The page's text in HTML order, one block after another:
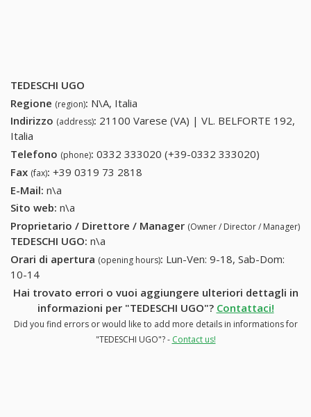
TEDESCHI UGO
Regione (region): N\A, Italia
Indirizzo (address): 21100 Varese (VA) | VL. BELFORTE 192,
Italia
Telefono (phone): 0332 333020 (+39-0332 333020)
Fax (fax): +39 0319 73 2818
E-Mail: n\a
Sito web: n\a
Proprietario / Direttore / Manager (Owner / Director / Manager)
TEDESCHI UGO: n\a
Orari di apertura (opening hours): Lun-Ven: 9-18, Sab-Dom:
10-14
Hai trovato errori o vuoi aggiungere ulteriori dettagli in
informazioni per "TEDESCHI UGO"? Contattaci!
Did you find errors or would like to add more details in informations for
"TEDESCHI UGO"? - Contact us!